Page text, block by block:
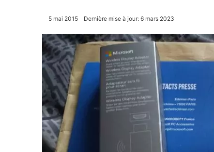
5 mai 2015 Dernière mise à jour: 6 mars 2023